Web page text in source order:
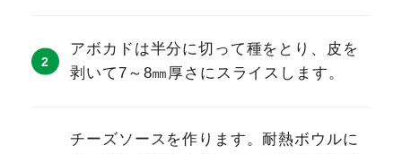
アボカドは半分に切って種をとり、皮を
剥いて7～8㎜厚さにスライスします。
チーズソースを作ります。耐熱ボウルに